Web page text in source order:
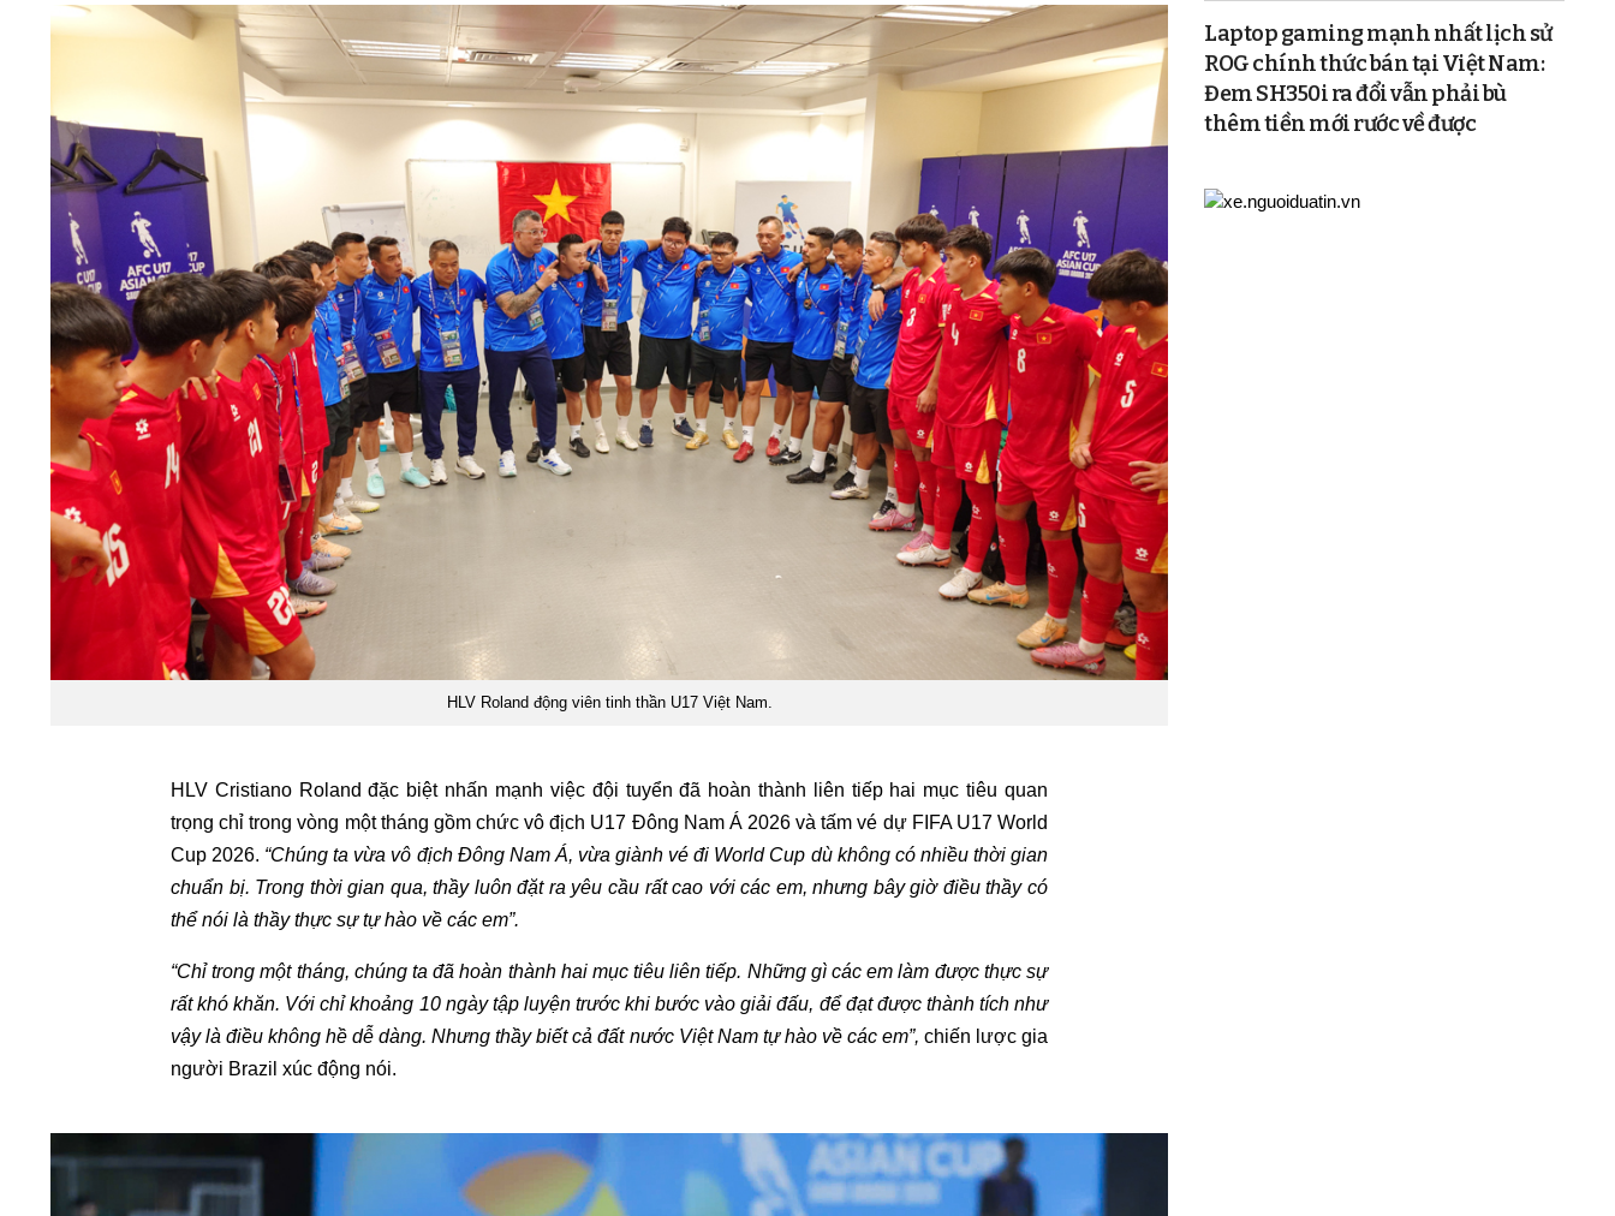
HLV Roland động viên tinh thần U17 Việt Nam.
HLV Cristiano Roland đặc biệt nhấn mạnh việc đội tuyển đã hoàn thành liên tiếp hai mục tiêu quan
trọng chỉ trong vòng một tháng gồm chức vô địch U17 Đông Nam Á 2026 và tấm vé dự FIFA U17 World
Cup 2026. “Chúng ta vừa vô địch Đông Nam Á, vừa giành vé đi World Cup dù không có nhiều thời gian
chuẩn bị. Trong thời gian qua, thầy luôn đặt ra yêu cầu rất cao với các em, nhưng bây giờ điều thầy có
thể nói là thầy thực sự tự hào về các em”.
“Chỉ trong một tháng, chúng ta đã hoàn thành hai mục tiêu liên tiếp. Những gì các em làm được thực sự
rất khó khăn. Với chỉ khoảng 10 ngày tập luyện trước khi bước vào giải đấu, để đạt được thành tích như
vậy là điều không hề dễ dàng. Nhưng thầy biết cả đất nước Việt Nam tự hào về các em”, chiến lược gia
người Brazil xúc động nói.
Laptop gaming mạnh nhất lịch sử
ROG chính thức bán tại Việt Nam:
Đem SH350i ra đổi vẫn phải bù
thêm tiền mới rước về được